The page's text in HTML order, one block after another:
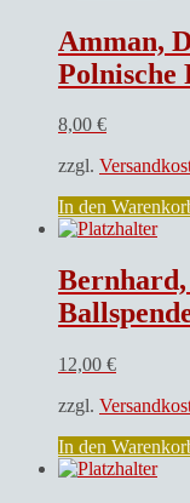
Amman,
Polnische
8,00 €
zzgl.
In den
12,00 €
zzgl.
In den